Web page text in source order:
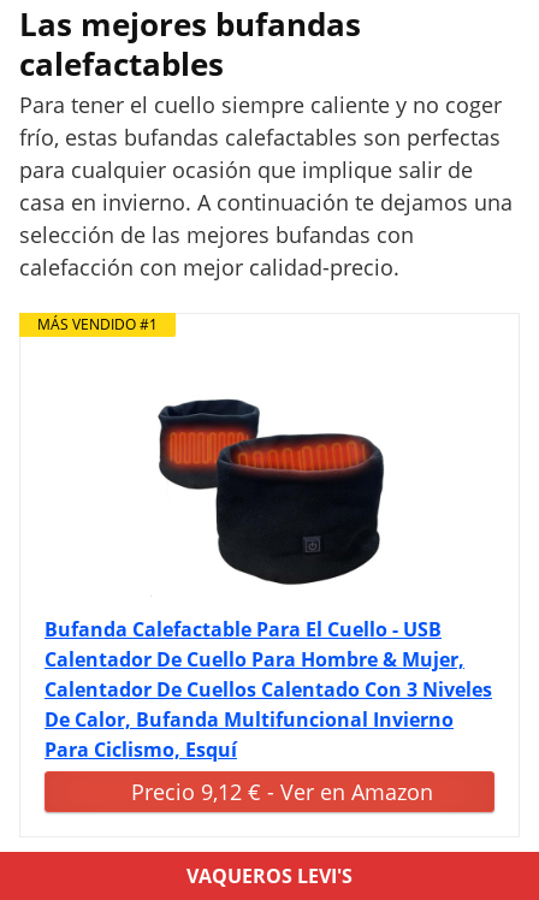
Las mejores bufandas
calefactables
Para tener el cuello siempre caliente y no coger
frío, estas bufandas calefactables son perfectas
para cualquier ocasión que implique salir de
casa en invierno. A continuación te dejamos una
selección de las mejores bufandas con
calefacción con mejor calidad-precio.
MÁS VENDIDO #1
Bufanda Calefactable Para El Cuello - USB
Calentador De Cuello Para Hombre & Mujer,
Calentador De Cuellos Calentado Con 3 Niveles
De Calor, Bufanda Multifuncional Invierno
Para Ciclismo, Esquí
Precio 9,12 € - Ver en Amazon
VAQUEROS LEVI'S